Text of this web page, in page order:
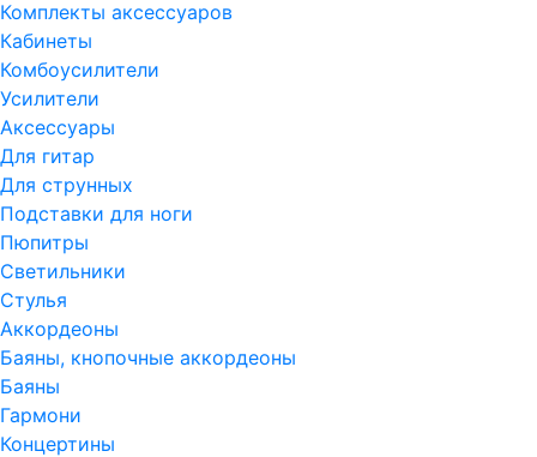
Комплекты аксессуаров
Кабинеты
Комбоусилители
Усилители
Аксессуары
Для гитар
Для струнных
Подставки для ноги
Пюпитры
Светильники
Стулья
Аккордеоны
Баяны, кнопочные аккордеоны
Баяны
Гармони
Концертины